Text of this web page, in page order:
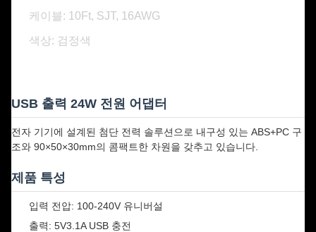
케이블: 10Ft, SJT, 16AWG
색상: 검정색
USB 출력 24W 전원 어댑터
전자 기기에 설계된 첨단 전력 솔루션으로 내구성 있는 ABS+PC 구
조와 90×50×30mm의 콤팩트한 차원을 갖추고 있습니다.
제품 특성
입력 전압: 100-240V 유니버설
출력: 5V3.1A USB 충전